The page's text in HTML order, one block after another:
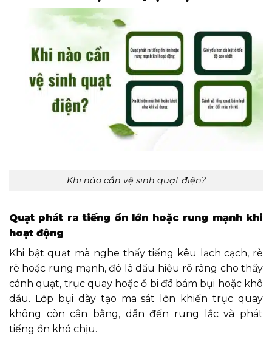
Khi nào cần vệ sinh quạt điện?
Quạt phát ra tiếng ồn lớn hoặc rung mạnh khi
hoạt động
Khi bật quạt mà nghe thấy tiếng kêu lạch cạch, rè
rè hoặc rung mạnh, đó là dấu hiệu rõ ràng cho thấy
cánh quạt, trục quay hoặc ổ bi đã bám bụi hoặc khô
dầu. Lớp bụi dày tạo ma sát lớn khiến trục quay
không còn cân bằng, dẫn đến rung lắc và phát
tiếng ồn khó chịu.